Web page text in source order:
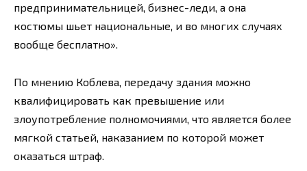
предпринимательницей, бизнес-леди, а она
костюмы шьет национальные, и во многих случаях
вообще бесплатно».
По мнению Коблева, передачу здания можно
квалифицировать как превышение или
злоупотребление полномочиями, что является более
мягкой статьей, наказанием по которой может
оказаться штраф.